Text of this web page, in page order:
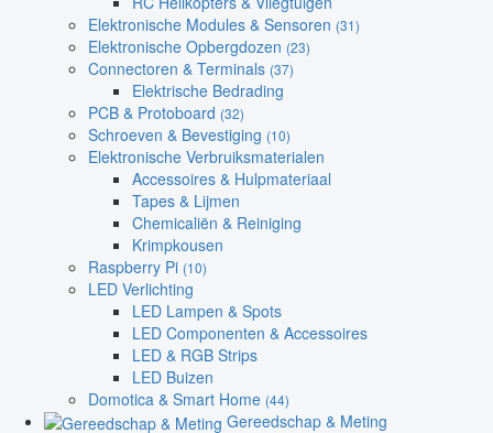
Elektronische Modules & Sensoren (31)
Elektronische Opbergdozen (23)
Connectoren & Terminals (37)
Elektrische Bedrading
PCB & Protoboard (32)
Schroeven & Bevestiging (10)
Elektronische Verbruiksmaterialen
Accessoires & Hulpmateriaal
Tapes & Lijmen
Chemicaliën & Reiniging
Krimpkousen
Raspberry Pi (10)
LED Verlichting
LED Lampen & Spots
LED Componenten & Accessoires
LED & RGB Strips
LED Buizen
Domotica & Smart Home (44)
Gereedschap & Meting